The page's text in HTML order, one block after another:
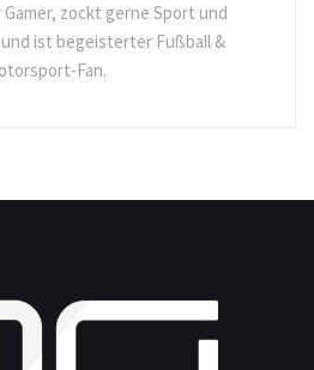
zockt gerne Sport und
ist begeisterter Fußball &
Fan.